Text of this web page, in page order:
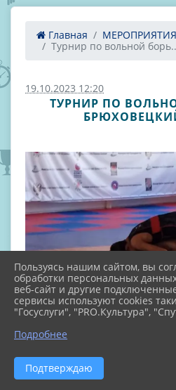
Главная МЕРОПРИЯТИЯ
Турнир по вольной
19.10.2023 12:20
ТУРНИР ПО
Пользуясь нашим сайтом, вы
обработки персональных
веб-сайт и другие
сервисы используют cookies
"Госуслуги", "PRO.Культура",
Подробнее
Подтверждаю